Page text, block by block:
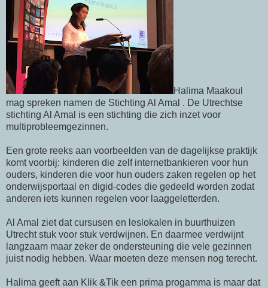
Halima Maakoul
mag spreken namen de Stichting Al Amal . De Utrechtse
stichting Al Amal is een stichting die zich inzet voor
multiprobleemgezinnen.
Een grote reeks aan voorbeelden van de dagelijkse praktijk
komt voorbij: kinderen die zelf internetbankieren voor hun
ouders, kinderen die voor hun ouders zaken regelen op het
onderwijsportaal en digid-codes die gedeeld worden zodat
anderen iets kunnen regelen voor laaggeletterden.
Al Amal ziet dat cursusen en leslokalen in buurthuizen
Utrecht stuk voor stuk verdwijnen. En daarmee verdwijnt
langzaam maar zeker de ondersteuning die vele gezinnen
juist nodig hebben. Waar moeten deze mensen nog terecht.
Halima geeft aan Klik &Tik een prima progamma is maar dat